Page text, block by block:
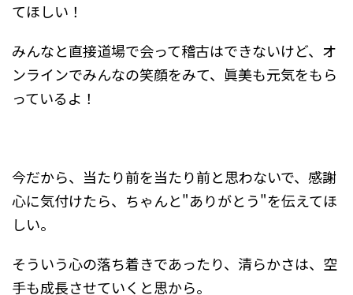
てほしい！
みんなと直接道場で会って稽古はできないけど、オ
ンラインでみんなの笑顔をみて、眞美も元気をもら
っているよ！
今だから、当たり前を当たり前と思わないで、感謝
心に気付けたら、ちゃんと"ありがとう"を伝えてほ
しい。
そういう心の落ち着きであったり、清らかさは、空
手も成長させていくと思から。